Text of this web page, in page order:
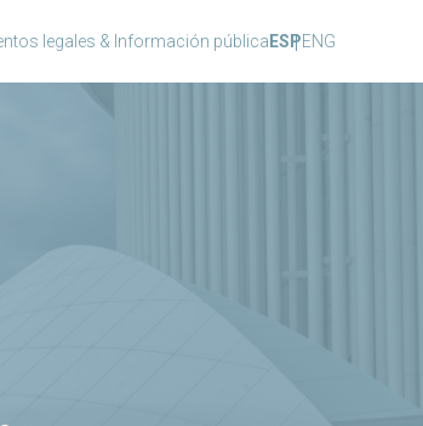
legales & Información pública ESPENG